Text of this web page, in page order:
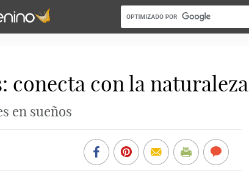
conecta con la naturaleza
en sueños